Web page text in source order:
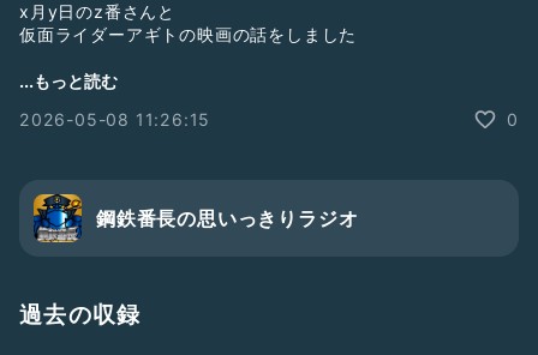
x月y日のz番さんと
仮面ライダーアギトの映画の話をしました
・見やすい映画でしたね
・コメディ要素多め（内輪ネタ多かった）
・今回の映画を見る前に
25年前のアギト51話を見てほしい
・ゆうちゃみ が意外に良かった
...もっと読む
2026-05-08 11:26:15
0
鋼鉄番長の思いっきりラジオ
過去の収録